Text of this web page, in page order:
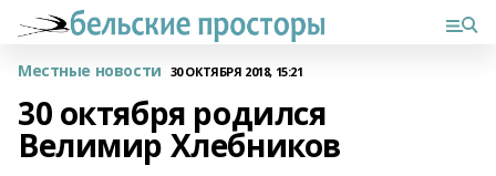
Местные новости 30 ОКТЯБРЯ 2018, 15:21
30 октября родился
Велимир Хлебников